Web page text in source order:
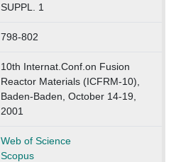
SUPPL. 1
798-802
10th Internat.Conf.on Fusion
Reactor Materials (ICFRM-10),
Baden-Baden, October 14-19,
2001
Web of Science
Scopus